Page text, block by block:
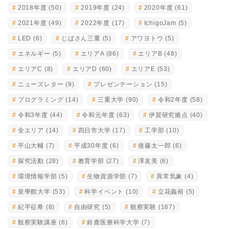
2018年度 (50) 2019年度 (24) 2020年度 (61)
2021年度 (49) 2022年度 (17) IchigoJam (5)
LED (6) じばさん三重 (5) アワヨトウ (5)
エネルギー (5) エリアA(86) エリアB (48)
エリアC (8) エリアD (60) エリアE (53)
ニューズレター (9) プレゼンテーション (15)
プログラミング (14) 三重大学 (90) 令和2年度 (58)
令和3年度 (44) 令和元年度 (63) 伊賀研究拠点 (40)
全エリア (14) 四日市大学 (17) 工学部 (10)
平山大輔 (7) 平成30年度 (6) 後藤太一郎 (6)
探究活動 (28) 教育学部 (27) 澤友美 (6)
環境情報学部 (5) 生物資源学部 (7) 異常気象 (4)
皇學館大学 (53) 科学イベント (10) 立花義裕 (5)
紀平征希 (8) 自由研究 (5) 観察実験 (167)
観察実験講座 (6) 鈴鹿医療科学大学 (7)